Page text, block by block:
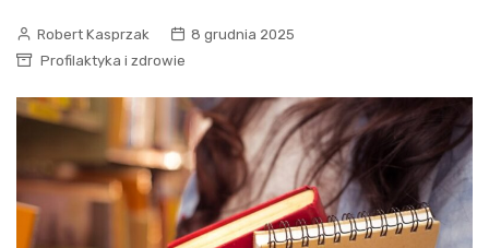
Robert Kasprzak
8 grudnia 2025
Profilaktyka i zdrowie